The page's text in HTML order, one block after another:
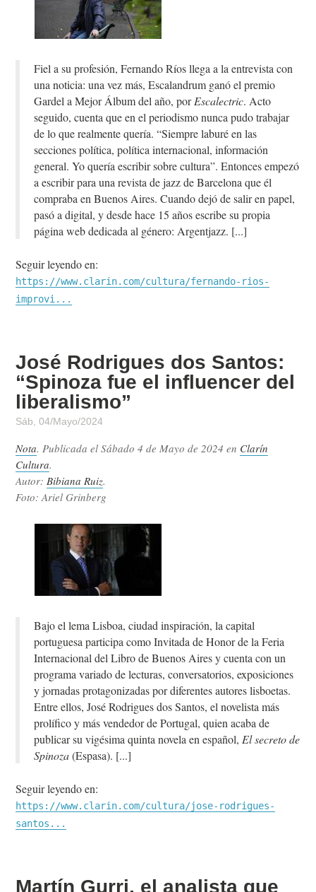
Fiel a su profesión, Fernando Ríos llega a la entrevista con
una noticia: una vez más, Escalandrum ganó el premio
Gardel a Mejor Álbum del año, porEscalectric. Acto
seguido, cuenta que en el periodismo nunca pudo trabajar
de lo que realmente quería. “Siempre laburé en las
secciones política, política internacional, información
general. Yo quería escribir sobre cultura”. Entonces empezó
a escribir para una revista de jazz de Barcelona que él
compraba en Buenos Aires. Cuando dejó de salir en papel,
pasó a digital, y desde hace 15 años escribe su propia
página web dedicada al género: Argentjazz.
Seguir leyendo en:
https://www.clarin.com/cultura/fernando-rios-
improvi...
José Rodrigues dos Santos:
“Spinoza fue el influencer del
liberalismo”
Sáb, 04/Mayo/2024
Nota. Publicada elSábado 4 de Mayo de 2024 en Clarín
Cultura.
Autor:Bibiana Ruiz.
Foto: Ariel Grinberg
Bajo el lema Lisboa, ciudad inspiración, la capital
portuguesa participa como Invitada de Honor de la Feria
Internacional del Libro de Buenos Aires y cuenta con un
programa variado de lecturas, conversatorios, exposiciones
y jornadas protagonizadas por diferentes autores lisboetas.
Entre ellos, José Rodrigues dos Santos, el novelista más
prolífico y más vendedor de Portugal, quien acaba de
publicar su vigésima quinta novela en español, El secreto de
Spinoza(Espasa).
Seguir leyendo en:
https://www.clarin.com/cultura/jose-rodrigues-
santos...
Martín Gurri, el analista que